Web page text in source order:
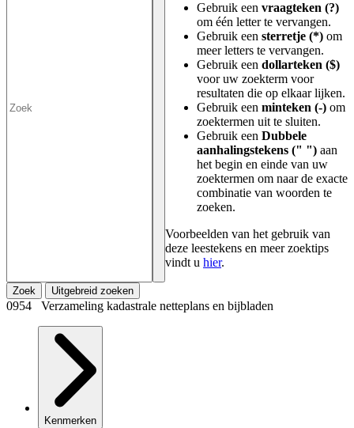
Gebruik een vraagteken (?)
om één letter te vervangen.
Gebruik een sterretje (*) om
meer letters te vervangen.
Gebruik een dollarteken ($)
voor uw zoekterm voor
resultaten die op elkaar lijken.
Gebruik een minteken (-) om
zoektermen uit te sluiten.
Gebruik een Dubbele
aanhalingstekens (" ") aan
het begin en einde van uw
zoektermen om naar de exacte
combinatie van woorden te
zoeken.
Voorbeelden van het gebruik van
deze leestekens en meer zoektips
vindt u hier.
Zoek Uitgebreid zoeken
0954 Verzameling kadastrale netteplans en bijbladen
Kenmerken